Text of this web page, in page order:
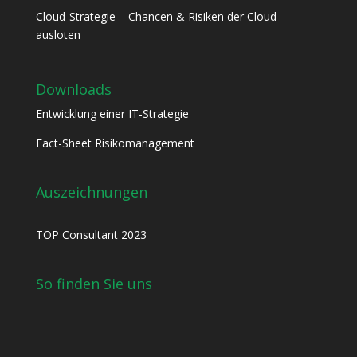
Cloud-Strategie – Chancen & Risiken der Cloud
ausloten
Downloads
Entwicklung einer IT-Strategie
Fact-Sheet Risikomanagement
Auszeichnungen
TOP Consultant 2023
So finden Sie uns